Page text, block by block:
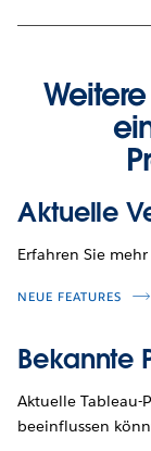
Aktuelle
Erfahren Sie
NEUE FEATURES
Bekannte
Aktuelle
beeinflussen